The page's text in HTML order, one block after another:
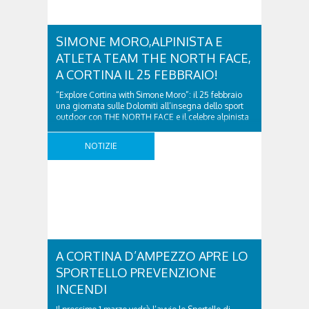
SIMONE MORO,ALPINISTA E
ATLETA TEAM THE NORTH FACE,
A CORTINA IL 25 FEBBRAIO!
“Explore Cortina with Simone Moro”: il 25 febbraio
una giornata sulle Dolomiti all’insegna dello sport
outdoor con THE NORTH FACE e il celebre alpinista
la nuovissima Collezione VECTIV™ Summit Trail
Sabato 25 Febbraio, The ..
NOTIZIE
A CORTINA D’AMPEZZO APRE LO
SPORTELLO PREVENZIONE
INCENDI